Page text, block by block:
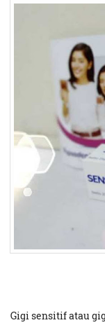
Gigi sensitif atau